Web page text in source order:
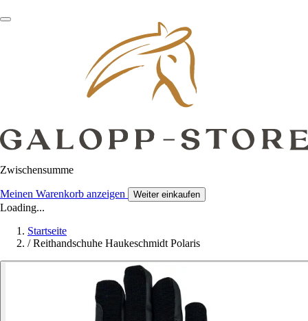
Zwischensumme
Meinen Warenkorb anzeigen Weiter einkaufen
Loading...
Startseite
/ Reithandschuhe Haukeschmidt Polaris